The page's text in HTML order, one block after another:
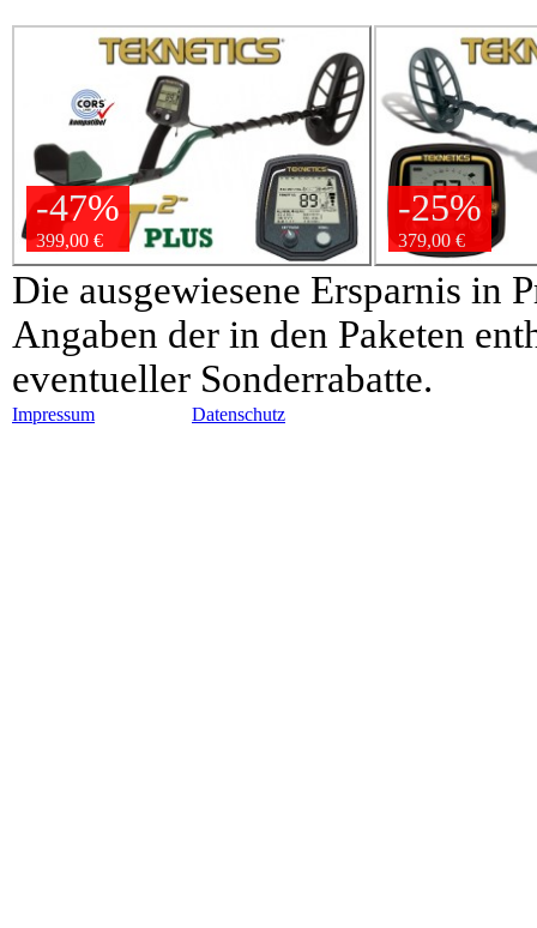
-47%
399,00 €
-25%
379,00 €
Die ausgewiesene Ersparnis in
Angaben der in den Paketen
eventueller Sonderrabatte.
Impressum Datenschutz